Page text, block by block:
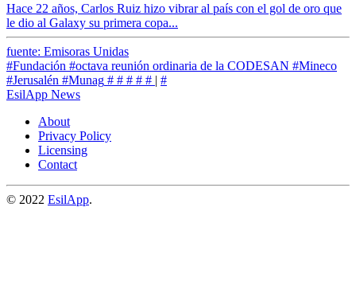
Hace 22 años, Carlos Ruiz hizo vibrar al país con el gol de oro que
le dio al Galaxy su primera copa...
fuente: Emisoras Unidas
#Fundación #octava reunión ordinaria de la CODESAN #Mineco
#Jerusalén #Munag # # # # # | #
EsilApp News
About
Privacy Policy
Licensing
Contact
© 2022 EsilApp.